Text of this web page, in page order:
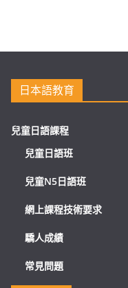
日本語教育
兒童日語課程
兒童日語班
兒童N5日語班
網上課程技術要求
驕人成績
常見問題